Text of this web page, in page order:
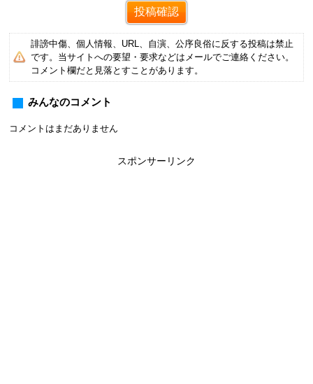
誹謗中傷、個人情報、URL、自演、公序良俗に反する投稿は禁止
です。当サイトへの要望・要求などはメールでご連絡ください。
コメント欄だと見落とすことがあります。
みんなのコメント
コメントはまだありません
スポンサーリンク